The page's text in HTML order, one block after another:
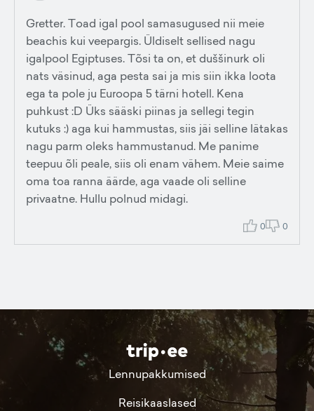
Gretter. Toad igal pool samasugused nii meie
beachis kui veepargis. Üldiselt sellised nagu
igalpool Egiptuses. Tõsi ta on, et duššinurk oli
nats väsinud, aga pesta sai ja mis siin ikka loota
ega ta pole ju Euroopa 5 tärni hotell. Kena
puhkust :D Üks sääski piinas ja sellegi tegin
kutuks :) aga kui hammustas, siis jäi selline lätakas
nagu parm oleks hammustanud. Me panime
teepuu õli peale, siis oli enam vähem. Meie saime
oma toa ranna äärde, aga vaade oli selline
privaatne. Hullu polnud midagi.
0 0
Lennupakkumised
Reisikaaslased